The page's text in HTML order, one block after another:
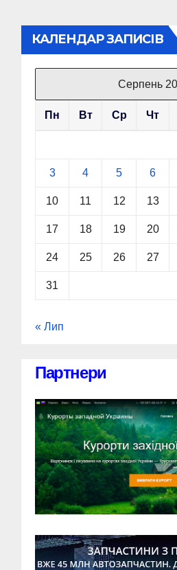
КАЛЕНДАР ЗАПИСІВ
Серпень
Пн Вт Ср Чт
3 4 5 6
10 11 12 13
17 18 19 20
24 25 26 27
31
« Лип
Партнери